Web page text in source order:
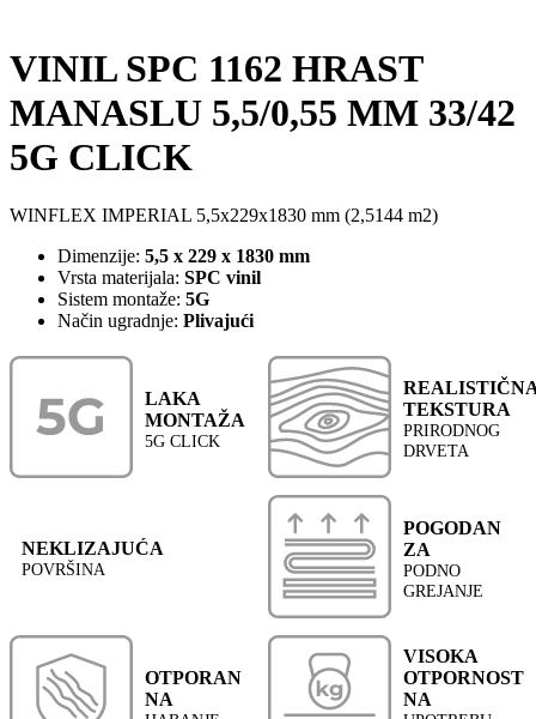
VINIL SPC 1162 HRAST
MANASLU 5,5/0,55 MM 33/42
5G CLICK
WINFLEX IMPERIAL 5,5x229x1830 mm (2,5144 m2)
Dimenzije: 5,5 x 229 x 1830 mm
Vrsta materijala: SPC vinil
Sistem montaže: 5G
Način ugradnje: Plivajući
LAKA
MONTAŽA
5G CLICK
TEKSTURA
PRIRODNOG
DRVETA
NEKLIZAJUĆA
POVRŠINA
POGODAN
ZA
PODNO
GREJANJE
OTPORAN
NA
VISOKA
OTPORNOST
NA